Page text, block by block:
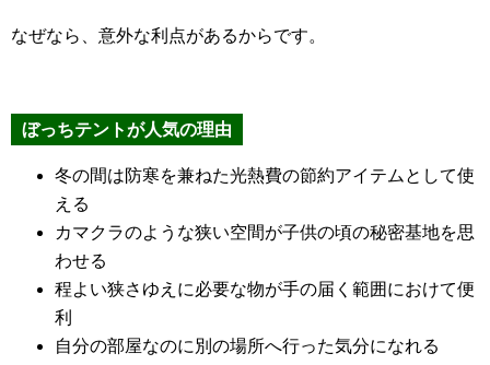
なぜなら、意外な利点があるからです。
ぼっちテントが人気の理由
冬の間は防寒を兼ねた光熱費の節約アイテムとして使
える
カマクラのような狭い空間が子供の頃の秘密基地を思
わせる
程よい狭さゆえに必要な物が手の届く範囲におけて便
利
自分の部屋なのに別の場所へ行った気分になれる